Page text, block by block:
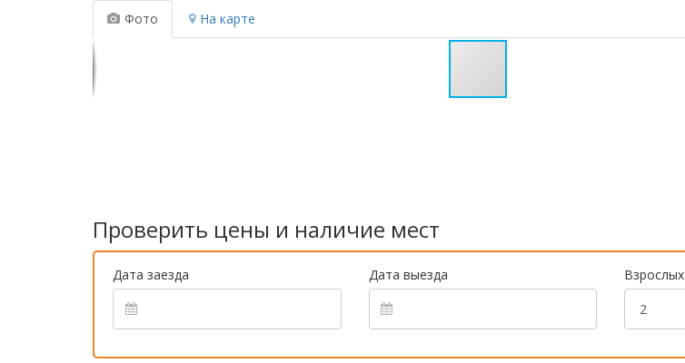
Фото На карте
Проверить цены и наличие мест
Дата заезда Дата выезда Взрослых